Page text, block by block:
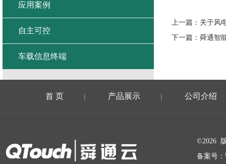
上一篇： 关于风
下一篇： 舜通智
应用案例
自主可控
车载信息终端
首 页 | 产品展示 | 公司介绍
©2026
备案号：